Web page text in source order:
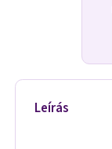
Leírás